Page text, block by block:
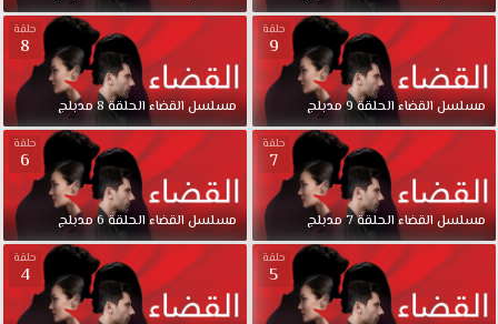
حلقة
9
مسلسلالقضاءالحلقة9مدبلج
حلقة
8
مسلسلالقضاءالحلقة8مدبلج
حلقة
7
مسلسلالقضاءالحلقة7مدبلج
حلقة
6
مسلسلالقضاءالحلقة6مدبلج
حلقة
5
حلقة
4